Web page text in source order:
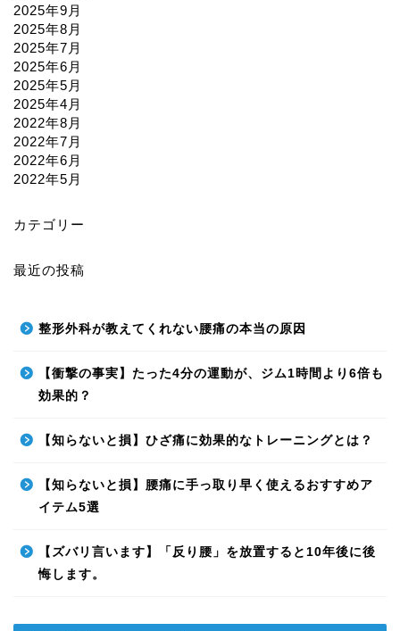
2025年9月
2025年8月
2025年7月
2025年6月
2025年5月
2025年4月
2022年8月
2022年7月
2022年6月
2022年5月
カテゴリー
最近の投稿
整形外科が教えてくれない腰痛の本当の原因
【衝撃の事実】たった4分の運動が、ジム1時間より6倍も
効果的？
【知らないと損】ひざ痛に効果的なトレーニングとは？
【知らないと損】腰痛に手っ取り早く使えるおすすめア
イテム5選
【ズバリ言います】「反り腰」を放置すると10年後に後
悔します。